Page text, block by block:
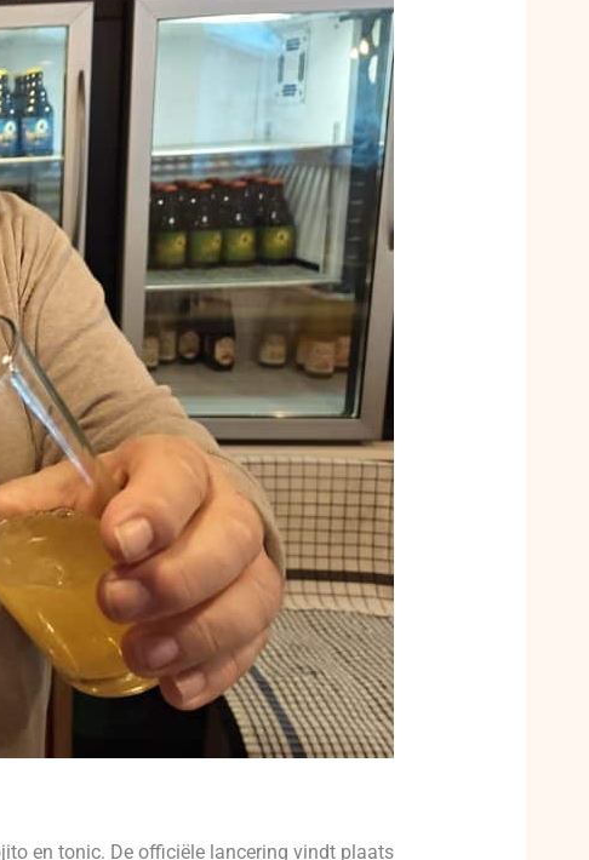
en tonic. De officiële lancering vindt plaats